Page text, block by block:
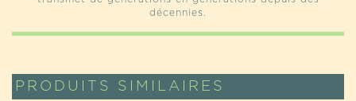
décennies.
PRODUITS SIMILAIRES